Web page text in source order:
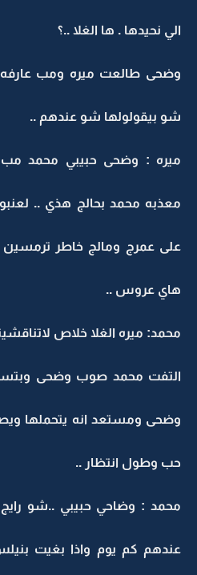
الي نحيدها . ها الغلا ..؟
وضحى طالعت ميره ومب عارفه
شو بيقولولها شو عندهم ..
ميره : وضحى حبيبي محمد مب
معذبه محمد بحالج هذي ..
على عمرج ومالج خاطر ترمسين
هاي عروس ..
محمد: ميره الغلا خلاص
التفت محمد صوب وضحى
وضحى ومستعد انه يتحملها
حب وطول انتظار ..
محمد : وضاحي حبيبي ..شو
عندهم كم يوم واذا بغيت